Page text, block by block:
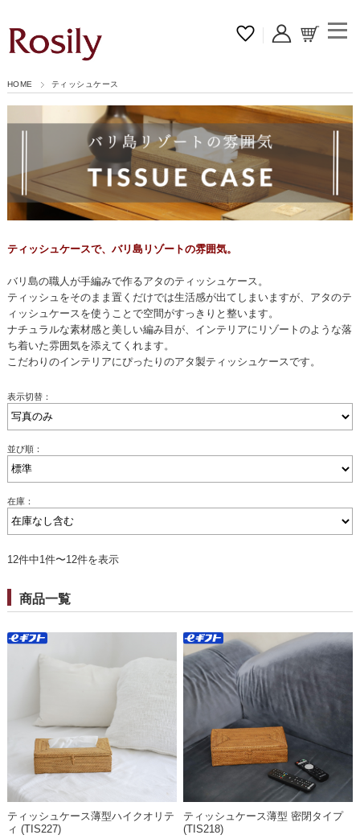
HOME ティッシュケース
ティッシュケースで、バリ島リゾートの雰囲気。
バリ島の職人が手編みで作るアタのティッシュケース。
ティッシュをそのまま置くだけでは生活感が出てしまいますが、アタのテ
ィッシュケースを使うことで空間がすっきりと整います。
ナチュラルな素材感と美しい編み目が、インテリアにリゾートのような落
ち着いた雰囲気を添えてくれます。
こだわりのインテリアにぴったりのアタ製ティッシュケースです。
表示切替：
並び順：
在庫：
12件中1件〜12件を表示
商品一覧
ティッシュケース薄型ハイクオリテ
ィ (TIS227)
ティッシュケース薄型 密閉タイプ
(TIS218)